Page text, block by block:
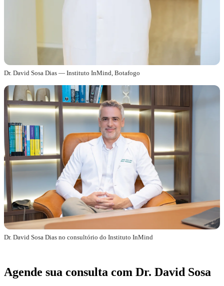
Dr. David Sosa Dias — Instituto InMind, Botafogo
Dr. David Sosa Dias no consultório do Instituto InMind
Agende sua consulta com Dr. David Sosa